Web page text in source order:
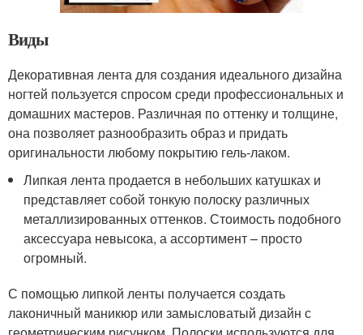
Виды
Декоративная лента для создания идеального дизайна
ногтей пользуется спросом среди профессиональных и
домашних мастеров. Различная по оттенку и толщине,
она позволяет разнообразить образ и придать
оригинальности любому покрытию гель-лаком.
Липкая лента продается в небольших катушках и
представляет собой тонкую полоску различных
металлизированных оттенков. Стоимость подобного
аксессуара невысока, а ассортимент – просто
огромный.
С помощью липкой ленты получается создать
лаконичный маникюр или замысловатый дизайн с